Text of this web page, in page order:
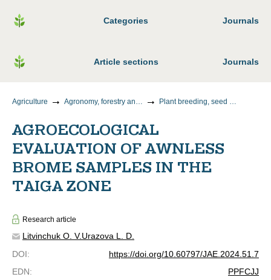
Categories Journals
Article sections Journals
Agriculture Agronomy, forestry and water management Plant breeding, seed production and biotechnology
AGROECOLOGICAL
EVALUATION OF AWNLESS
BROME SAMPLES IN THE
TAIGA ZONE
Research article
Litvinchuk O. V.Urazova L. D.
DOI:
https://doi.org/10.60797/JAE.2024.51.7
EDN: PPFCJJ